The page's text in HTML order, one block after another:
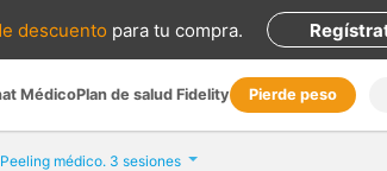
descuento para tu compra.
MédicoPlan de salud Fidelity Pierde peso
Peeling médico. 3 sesiones